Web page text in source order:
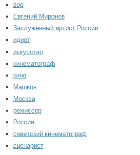
вор
Евгений Миронов
Заслуженный артист России
идиот
искусство
кинематограф
кино
Машков
Москва
режиссер
Россия
советский кинематограф
сценарист